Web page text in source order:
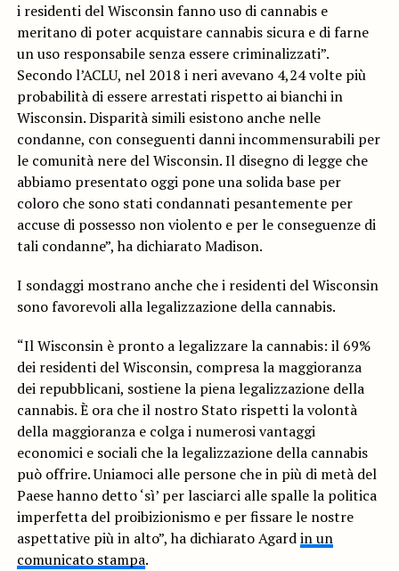
i residenti del Wisconsin fanno uso di cannabis e
meritano di poter acquistare cannabis sicura e di farne
un uso responsabile senza essere criminalizzati”.
Secondo l’ACLU, nel 2018 i neri avevano 4,24 volte più
probabilità di essere arrestati rispetto ai bianchi in
Wisconsin. Disparità simili esistono anche nelle
condanne, con conseguenti danni incommensurabili per
le comunità nere del Wisconsin. Il disegno di legge che
abbiamo presentato oggi pone una solida base per
coloro che sono stati condannati pesantemente per
accuse di possesso non violento e per le conseguenze di
tali condanne”, ha dichiarato Madison.
I sondaggi mostrano anche che i residenti del Wisconsin
sono favorevoli alla legalizzazione della cannabis.
“Il Wisconsin è pronto a legalizzare la cannabis: il 69%
dei residenti del Wisconsin, compresa la maggioranza
dei repubblicani, sostiene la piena legalizzazione della
cannabis. È ora che il nostro Stato rispetti la volontà
della maggioranza e colga i numerosi vantaggi
economici e sociali che la legalizzazione della cannabis
può offrire. Uniamoci alle persone che in più di metà del
Paese hanno detto ‘sì’ per lasciarci alle spalle la politica
imperfetta del proibizionismo e per fissare le nostre
aspettative più in alto”, ha dichiarato Agardin un
comunicato stampa.